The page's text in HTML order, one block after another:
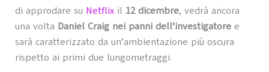
di approdare su Netflixil 12 dicembre, vedrà ancora
una volta Daniel Craig nei panni dell’investigatoree
sarà caratterizzato da un’ambientazione più oscura
rispetto ai primi due lungometraggi.